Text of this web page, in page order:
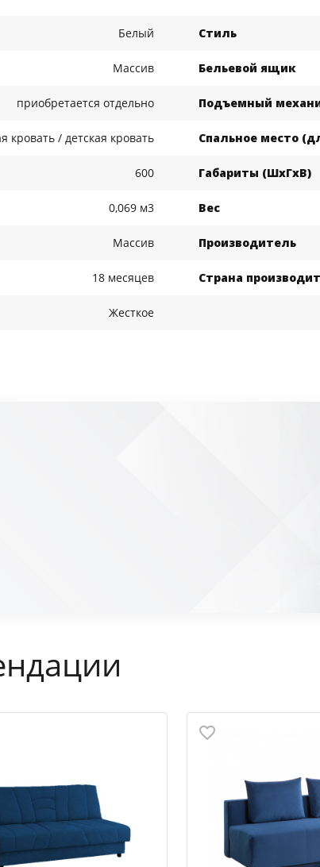
Белый Стиль
Массив Бельевой ящик
приобретается отдельно Подъемный
кровать / детская кровать Спальное место
600 Габариты (ШхГхВ)
0,069 м3 Вес
Массив Производитель
18 месяцев Страна
Жесткое